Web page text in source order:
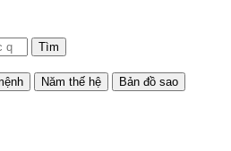
Tìm
Năm thế hệ
Bản đồ sao